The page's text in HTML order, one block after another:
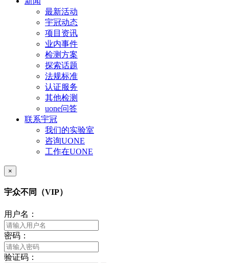
最新活动
宇冠动态
项目资讯
业内事件
检测方案
探索话题
法规标准
认证服务
其他检测
uone问答
联系宇冠
我们的实验室
咨询UONE
工作在UONE
×
宇众不同（VIP）
用户名：
密码：
验证码：